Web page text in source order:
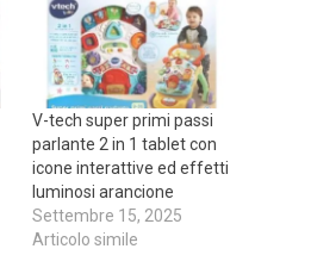
V-tech super primi passi
parlante 2 in 1 tablet con
icone interattive ed effetti
luminosi arancione
Settembre 15, 2025
Articolo simile